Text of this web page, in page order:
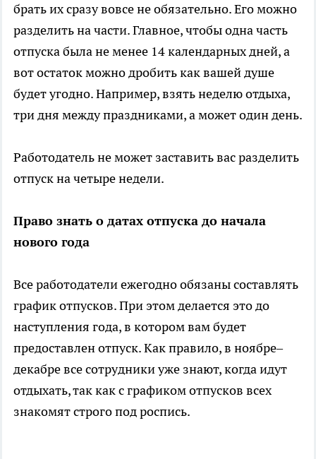
брать их сразу вовсе не обязательно. Его можно
разделить на части. Главное, чтобы одна часть
отпуска была не менее 14 календарных дней, а
вот остаток можно дробить как вашей душе
будет угодно. Например, взять неделю отдыха,
три дня между праздниками, а может один день.
Работодатель не может заставить вас разделить
отпуск на четыре недели.
Право знать о датах отпуска до начала
нового года
Все работодатели ежегодно обязаны составлять
график отпусков. При этом делается это до
наступления года, в котором вам будет
предоставлен отпуск. Как правило, в ноябре–
декабре все сотрудники уже знают, когда идут
отдыхать, так как с графиком отпусков всех
знакомят строго под роспись.